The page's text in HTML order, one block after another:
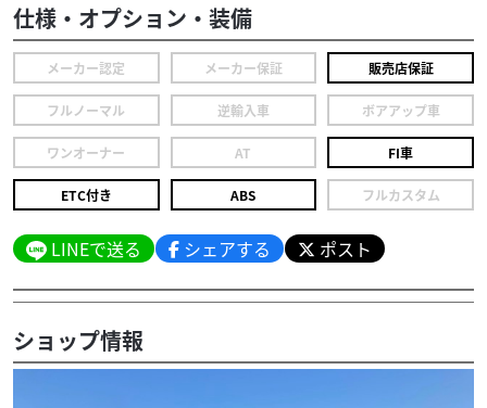
仕様・オプション・装備
メーカー認定 メーカー保証 販売店保証
フルノーマル 逆輸入車 ボアアップ車
ワンオーナー AT FI車
ETC付き ABS フルカスタム
LINEで送る シェアする ポスト
ショップ情報